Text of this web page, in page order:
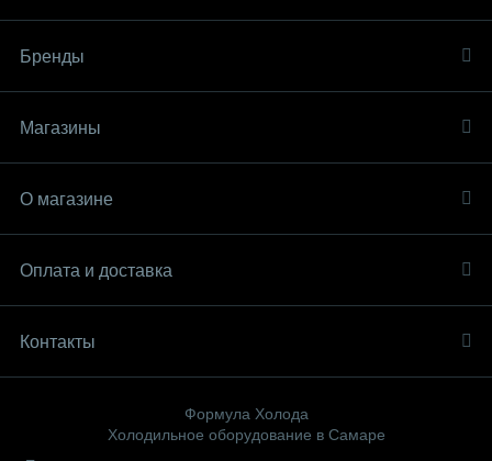
Бренды
Магазины
О магазине
Оплата и доставка
Контакты
Формула Холода
Холодильное оборудование в Самаре